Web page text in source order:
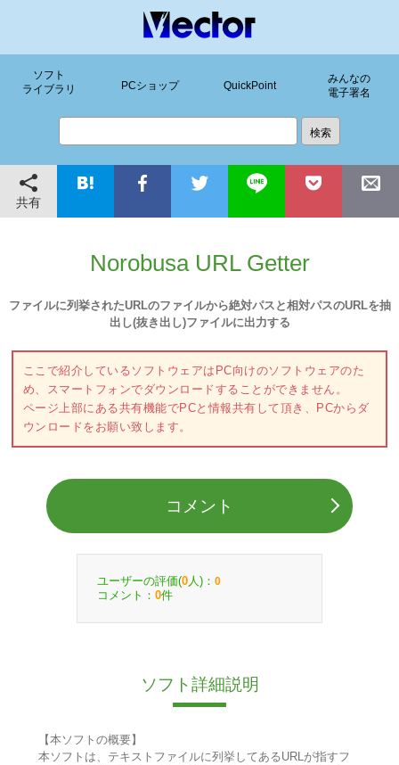
ソフト
ライブラリ
PCショップ QuickPoint
みんなの
電子署名
共有
Norobusa URL Getter
ファイルに列挙されたURLのファイルから絶対パスと相対パスのURLを抽
出し(抜き出し)ファイルに出力する
ここで紹介しているソフトウェアはPC向けのソフトウェアのた
め、スマートフォンでダウンロードすることができません。
ページ上部にある共有機能でPCと情報共有して頂き、PCからダ
ウンロードをお願い致します。
コメント
ユーザーの評価(0 人)： 0
コメント： 0件
ソフト詳細説明
【本ソフトの概要】
本ソフトは、テキストファイルに列挙してあるURLが指すフ